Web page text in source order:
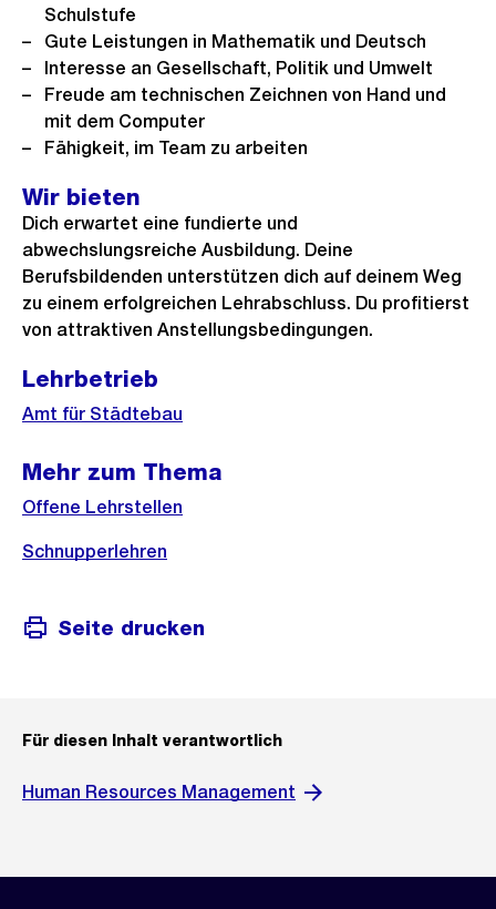
Schulstufe
Gute Leistungen in Mathematik und Deutsch
Interesse an Gesellschaft, Politik und Umwelt
Freude am technischen Zeichnen von Hand und
mit dem Computer
Fähigkeit, im Team zu arbeiten
Wir bieten
Dich erwartet eine fundierte und
abwechslungsreiche Ausbildung. Deine
Berufsbildenden unterstützen dich auf deinem Weg
zu einem erfolgreichen Lehrabschluss. Du profitierst
von attraktiven Anstellungsbedingungen.
Lehrbetrieb
Amt für Städtebau
Mehr zum Thema
Offene Lehrstellen
Schnupperlehren
Seite drucken
Für diesen Inhalt verantwortlich
Human Resources Management